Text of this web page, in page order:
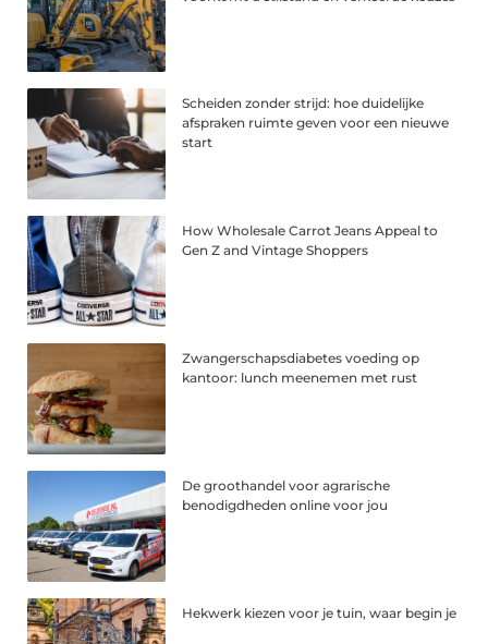
Scheiden zonder strijd: hoe duidelijke
afspraken ruimte geven voor een nieuwe
start
How Wholesale Carrot Jeans Appeal to
Gen Z and Vintage Shoppers
Zwangerschapsdiabetes voeding op
kantoor: lunch meenemen met rust
De groothandel voor agrarische
benodigdheden online voor jou
Hekwerk kiezen voor je tuin, waar begin je